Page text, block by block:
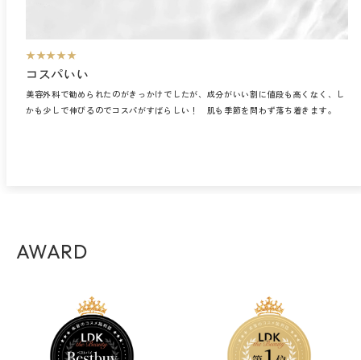
★★★★★
コスパいい
美容外科で勧められたのがきっかけでしたが、成分がいい割に値段も高くなく、し
かも少しで伸びるのでコスパがすばらしい！ 肌も季節を問わず落ち着きます。
AWARD